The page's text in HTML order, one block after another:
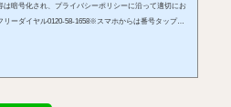
は暗号化され、プライバシーポリシーに沿って適切にお
リーダイヤル0120-58-1658※スマホからは番号タップで